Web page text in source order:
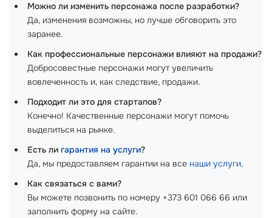
Можно ли изменить персонажа после разработки?
Да, изменения возможны, но лучше обговорить это
заранее.
Как профессиональные персонажи влияют на продажи?
Добросовестные персонажи могут увеличить
вовлеченность и, как следствие, продажи.
Подходит ли это для стартапов?
Конечно! Качественные персонажи могут помочь
выделиться на рынке.
Есть ли гарантия на услуги?
Да, мы предоставляем гарантии на все наши услуги.
Как связаться с вами?
Вы можете позвонить по номеру +373 601 066 66 или
заполнить форму на сайте.